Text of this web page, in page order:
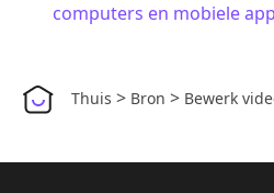
computers en mobiele
Thuis > Bron > Bewerk